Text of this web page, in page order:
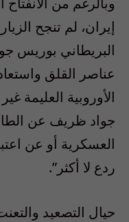
إيران، لم تنجح
البريطاني بوريس
عناصر القلق
الأوروبية العليمة
جواد ظريف عن
العسكرية أو عن
ردع لا أكثر”.
حيال التصعيد